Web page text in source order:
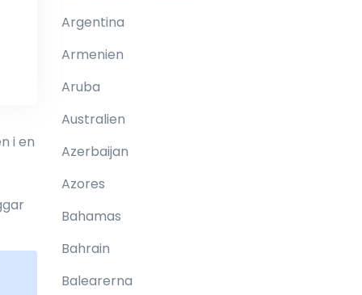
i en
Argentina
Armenien
Aruba
Australien
Azerbaijan
Azores
Bahamas
Bahrain
Balearerna